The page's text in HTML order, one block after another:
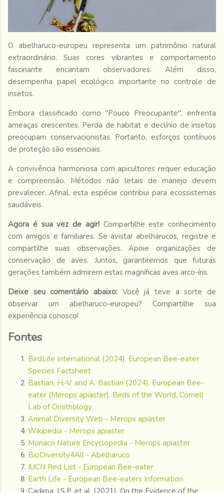
O abelharuco-europeu representa um patrimônio natural
extraordinário. Suas cores vibrantes e comportamento
fascinante encantam observadores. Além disso,
desempenha papel ecológico importante no controle de
insetos.
Embora classificado como "Pouco Preocupante", enfrenta
ameaças crescentes. Perda de habitat e declínio de insetos
preocupam conservacionistas. Portanto, esforços contínuos
de proteção são essenciais.
A convivência harmoniosa com apicultores requer educação
e compreensão. Métodos não letais de manejo devem
prevalecer. Afinal, esta espécie contribui para ecossistemas
saudáveis.
Agora é sua vez de agir!Compartilhe este conhecimento
com amigos e familiares. Se avistar abelharucos, registre e
compartilhe suas observações. Apoie organizações de
conservação de aves. Juntos, garantiremos que futuras
gerações também admirem estas magníficas aves arco-íris.
Deixe seu comentário abaixo: Você já teve a sorte de
observar um abelharuco-europeu? Compartilhe sua
experiência conosco!
Fontes
BirdLife International (2024). European Bee-eater
Species Factsheet
Bastian, H.-V. and A. Bastian (2024). European Bee-
eater (Merops apiaster). Birds of the World, Cornell
Lab of Ornithology
Animal Diversity Web - Merops apiaster
Wikipedia - Merops apiaster
Monaco Nature Encyclopedia - Merops apiaster
BioDiversity4All - Abelharuco
IUCN Red List - European Bee-eater
Earth Life - European Bee-eaters Information